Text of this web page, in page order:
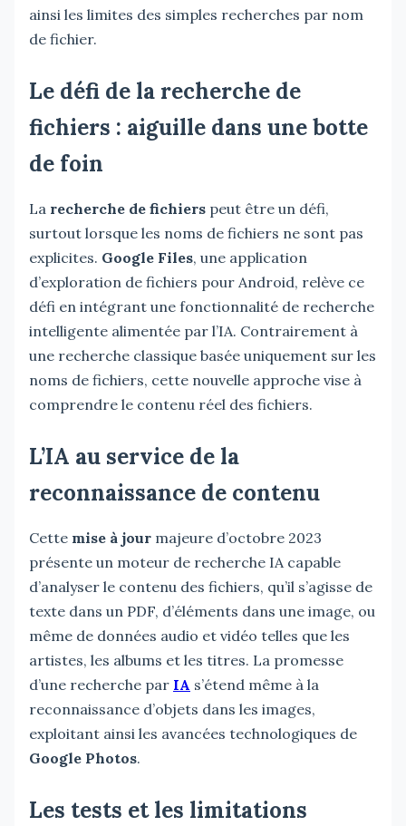
ainsi les limites des simples recherches par nom
de fichier.
Le défi de la recherche de
fichiers : aiguille dans une botte
de foin
La recherche de fichiers peut être un défi,
surtout lorsque les noms de fichiers ne sont pas
explicites. Google Files, une application
d’exploration de fichiers pour Android, relève ce
défi en intégrant une fonctionnalité de recherche
intelligente alimentée par l’IA. Contrairement à
une recherche classique basée uniquement sur les
noms de fichiers, cette nouvelle approche vise à
comprendre le contenu réel des fichiers.
L’IA au service de la
reconnaissance de contenu
Cette mise à jour majeure d’octobre 2023
présente un moteur de recherche IA capable
d’analyser le contenu des fichiers, qu’il s’agisse de
texte dans un PDF, d’éléments dans une image, ou
même de données audio et vidéo telles que les
artistes, les albums et les titres. La promesse
d’une recherche par IA s’étend même à la
reconnaissance d’objets dans les images,
exploitant ainsi les avancées technologiques de
Google Photos.
Les tests et les limitations